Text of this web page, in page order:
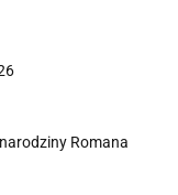
Romana